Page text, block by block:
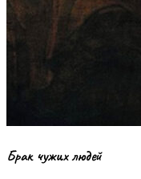
Брак чужих людей